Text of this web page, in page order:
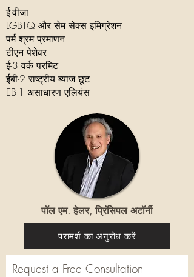
ई-वीजा
LGBTQ और सेम सेक्स इमिग्रेशन
पर्म श्रम प्रमाणन
टीएन पेशेवर
ई-3 वर्क परमिट
ईबी-2 राष्ट्रीय ब्याज छूट
EB-1 असाधारण एलियंस
पॉल एम. हेलर, प्रिंसिपल अटॉर्नी
परामर्श का अनुरोध करें
Request a Free Consultation